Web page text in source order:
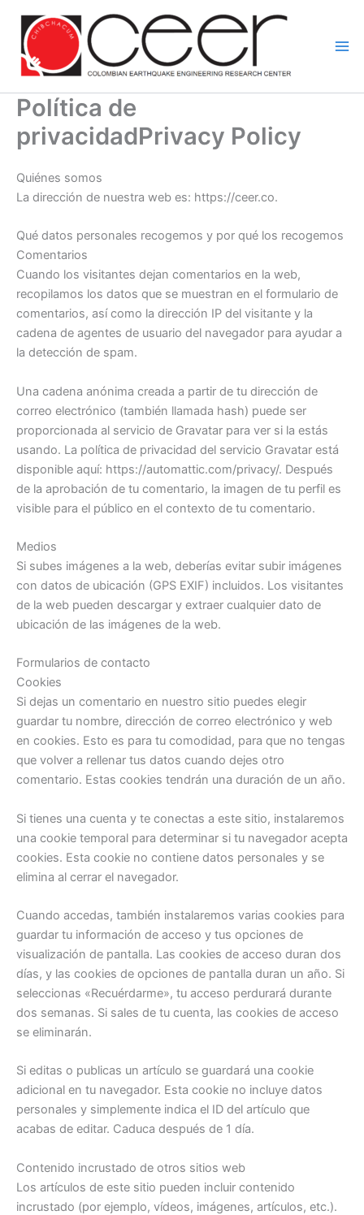
contenido
Política de
privacidadPrivacy Policy
Quiénes somos
La dirección de nuestra web es: https://ceer.co.
Qué datos personales recogemos y por qué los recogemos
Comentarios
Cuando los visitantes dejan comentarios en la web,
recopilamos los datos que se muestran en el formulario de
comentarios, así como la dirección IP del visitante y la
cadena de agentes de usuario del navegador para ayudar a
la detección de spam.
Una cadena anónima creada a partir de tu dirección de
correo electrónico (también llamada hash) puede ser
proporcionada al servicio de Gravatar para ver si la estás
usando. La política de privacidad del servicio Gravatar está
disponible aquí: https://automattic.com/privacy/. Después
de la aprobación de tu comentario, la imagen de tu perfil es
visible para el público en el contexto de tu comentario.
Medios
Si subes imágenes a la web, deberías evitar subir imágenes
con datos de ubicación (GPS EXIF) incluidos. Los visitantes
de la web pueden descargar y extraer cualquier dato de
ubicación de las imágenes de la web.
Formularios de contacto
Cookies
Si dejas un comentario en nuestro sitio puedes elegir
guardar tu nombre, dirección de correo electrónico y web
en cookies. Esto es para tu comodidad, para que no tengas
que volver a rellenar tus datos cuando dejes otro
comentario. Estas cookies tendrán una duración de un año.
Si tienes una cuenta y te conectas a este sitio, instalaremos
una cookie temporal para determinar si tu navegador acepta
cookies. Esta cookie no contiene datos personales y se
elimina al cerrar el navegador.
Cuando accedas, también instalaremos varias cookies para
guardar tu información de acceso y tus opciones de
visualización de pantalla. Las cookies de acceso duran dos
días, y las cookies de opciones de pantalla duran un año. Si
seleccionas «Recuérdarme», tu acceso perdurará durante
dos semanas. Si sales de tu cuenta, las cookies de acceso
se eliminarán.
Si editas o publicas un artículo se guardará una cookie
adicional en tu navegador. Esta cookie no incluye datos
personales y simplemente indica el ID del artículo que
acabas de editar. Caduca después de 1 día.
Contenido incrustado de otros sitios web
Los artículos de este sitio pueden incluir contenido
incrustado (por ejemplo, vídeos, imágenes, artículos, etc.).